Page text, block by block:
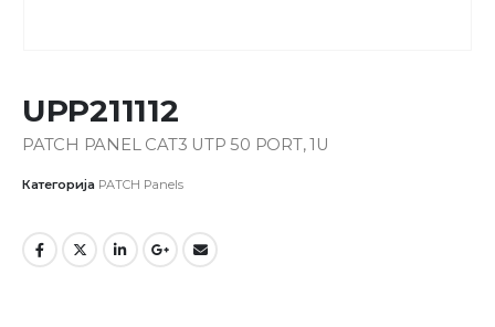
UPP211112
PATCH PANEL CAT3 UTP 50 PORT, 1U
Категорија PATCH Panels